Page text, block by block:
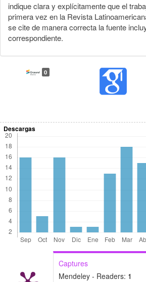
indique clara y explícitamente que el
primera vez en la Revista
se cite de manera correcta la fuente
correspondiente.
0
Descargas
Captures
Mendeley - Readers: 1